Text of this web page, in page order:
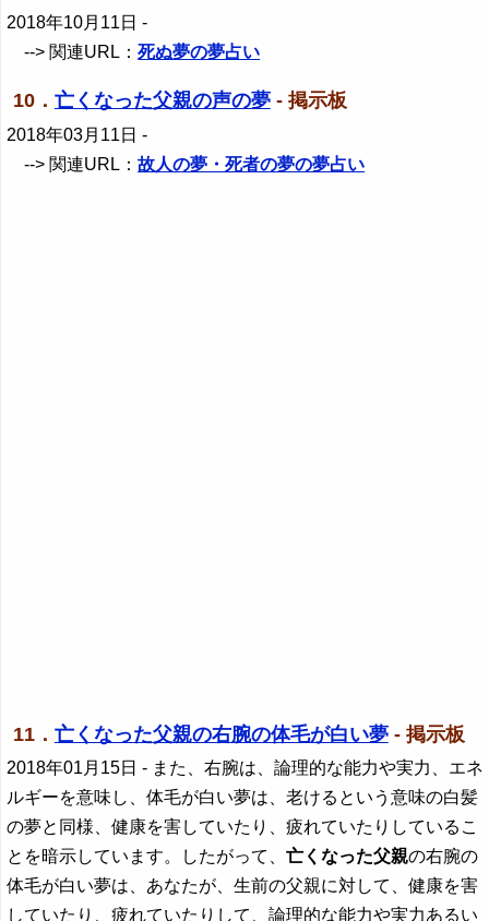
2018年10月11日 -
--> 関連URL：死ぬ夢の夢占い
10． 亡くなった父親の声の夢- 掲示板
2018年03月11日 -
--> 関連URL：故人の夢・死者の夢の夢占い
11． 亡くなった父親の右腕の体毛が白い夢- 掲示板
2018年01月15日 - また、右腕は、論理的な能力や実力、エネ
ルギーを意味し、体毛が白い夢は、老けるという意味の白髪
の夢と同様、健康を害していたり、疲れていたりしているこ
とを暗示しています。したがって、亡くなった父親の右腕の
体毛が白い夢は、あなたが、生前の父親に対して、健康を害
していたり、疲れていたりして、論理的な能力や実力あるい